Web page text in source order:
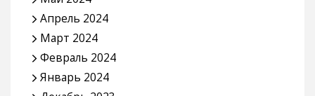
Апрель 2024
Март 2024
Февраль 2024
Январь 2024